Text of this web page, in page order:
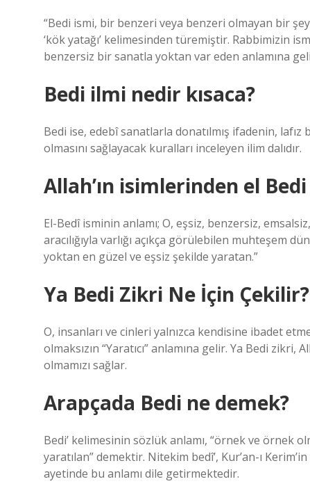
“Bedi ismi, bir benzeri veya benzeri olmayan bir
‘kök yatağı’ kelimesinden türemiştir. Rabbimizin
benzersiz bir sanatla yoktan var eden anlamına
Bedi ilmi nedir kısaca?
Bedi ise, edebî sanatlarla donatılmış ifadenin,
olmasını sağlayacak kuralları inceleyen ilim dalıdır.
Allah’ın isimlerinden el
El-Bedî isminin anlamı; O, eşsiz, benzersiz,
aracılığıyla varlığı açıkça görülebilen muhteşem
yoktan en güzel ve eşsiz şekilde yaratan.”
Ya Bedi Zikri Ne İçin Çekilir?
O, insanları ve cinleri yalnızca kendisine ibadet
olmaksızın “Yaratıcı” anlamına gelir. Ya Bedi zikri,
olmamızı sağlar.
Arapçada Bedi ne demek?
Bedi’ kelimesinin sözlük anlamı, “örnek ve örnek
yaratılan” demektir. Nitekim bedî’, Kur’an-ı
ayetinde bu anlamı dile getirmektedir.